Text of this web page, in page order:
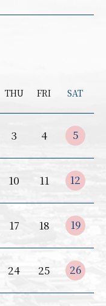
THU FRI SAT
3 4 5
10 11 12
17 18 19
24 25 26